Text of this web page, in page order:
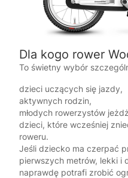
Dla kogo rower
To świetny wybór
dzieci uczących się jazdy,
aktywnych rodzin,
młodych rowerzystów
dzieci, które wcześniej
roweru.
Jeśli dziecko ma czerpać
pierwszych metrów, lekki i
naprawdę potrafi zrobić